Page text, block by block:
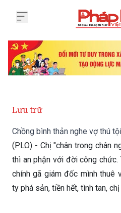
Lưu trữ
Chồng bình thản nghe vợ thú
(PLO) - Chị "chân trong chân
thì an phận với đời công
chính gã giám đốc mình thuê
ty phá sản, tiền hết, tình tan,